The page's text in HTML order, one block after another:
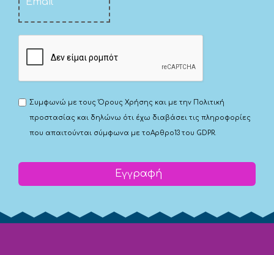
Συμφωνώ με τουςΌρους Χρήσης και με την Πολιτική
προστασίας και δηλώνω ότι έχω διαβάσει τις πληροφορίες
που απαιτούνται σύμφωνα με τοΑρθρο13 του GDPR.
Εγγραφή